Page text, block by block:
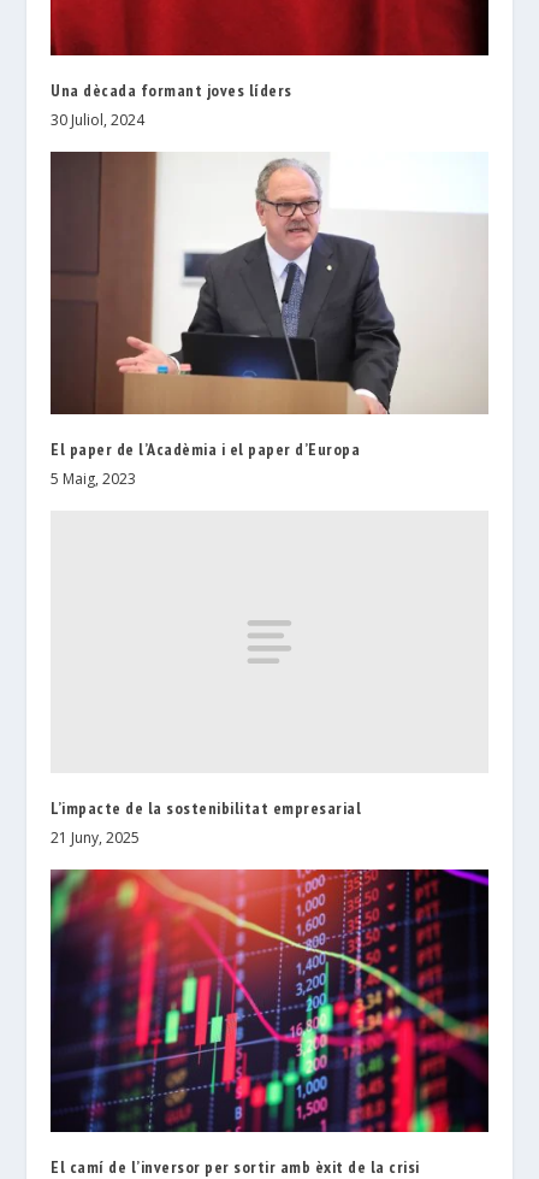
Una dècada formant joves líders
30 Juliol, 2024
El paper de l’Acadèmia i el paper d’Europa
5 Maig, 2023
L’impacte de la sostenibilitat empresarial
21 Juny, 2025
El camí de l’inversor per sortir amb èxit de la crisi